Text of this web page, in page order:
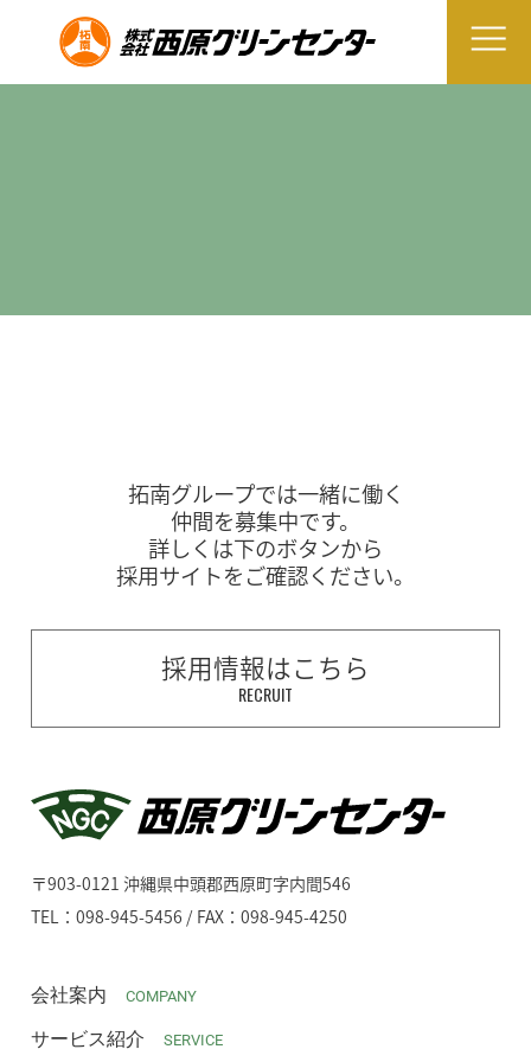
拓南グループでは一緒に働く
仲間を募集中です。
詳しくは下のボタンから
採用サイトをご確認ください。
採用情報はこちら
RECRUIT
〒903-0121 沖縄県中頭郡西原町字内間546
TEL：098-945-5456 / FAX：098-945-4250
会社案内 COMPANY
サービス紹介 SERVICE